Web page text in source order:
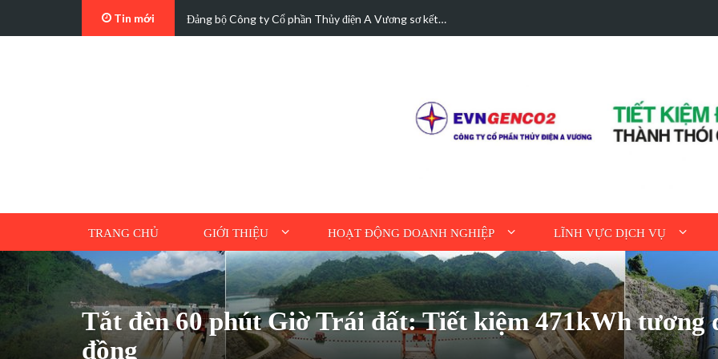
Tin mới Đảng bộ Công ty Cổ phần Thủy điện A Vương sơ kết…
TRANG CHỦ GIỚI THIỆU HOẠT ĐỘNG DOANH NGHIỆP LĨNH VỰC DỊCH VỤ
Tắt đèn 60 phút Giờ Trái đất: Tiết kiệm 471kWh
đồng